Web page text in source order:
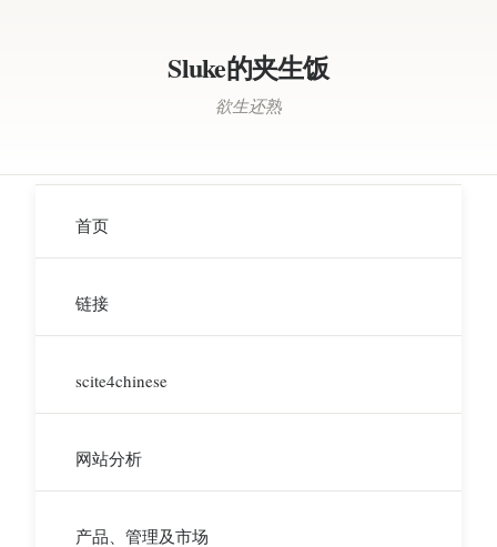
Sluke的夹生饭
欲生还熟
首页
链接
scite4chinese
网站分析
产品、管理及市场